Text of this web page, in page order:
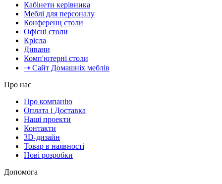
Кабінети керівника
Меблі для персоналу
Конференц столи
Офісні столи
Крісла
Дивани
Комп'ютерні столи
➝ Сайт Домашніх меблів
Про нас
Про компанію
Оплата і Доставка
Наші проекти
Контакти
3D-дизайн
Товар в наявності
Нові розробки
Допомога